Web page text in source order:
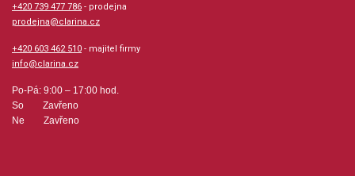
+420 739 477 786 - prodejna
prodejna@clarina.cz
+420 603 462 510 - majitel firmy
info@clarina.cz
Po-Pá: 9:00 – 17:00 hod.
So Zavřeno
Ne Zavřeno